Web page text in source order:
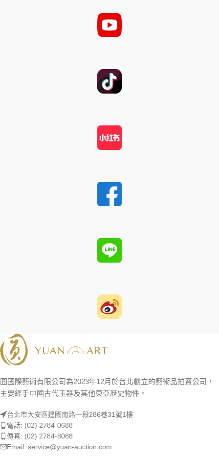
圓國際藝術有限公司為2023年12月於台北創立的藝術品拍賣公司，
主要經手中國古代玉器及其他東亞歷史物件。
台北市大安區建國南路一段286巷31號1樓
電話: (02) 2784-0688
傳真: (02) 2784-8088
Email: service@yuan-auction.com